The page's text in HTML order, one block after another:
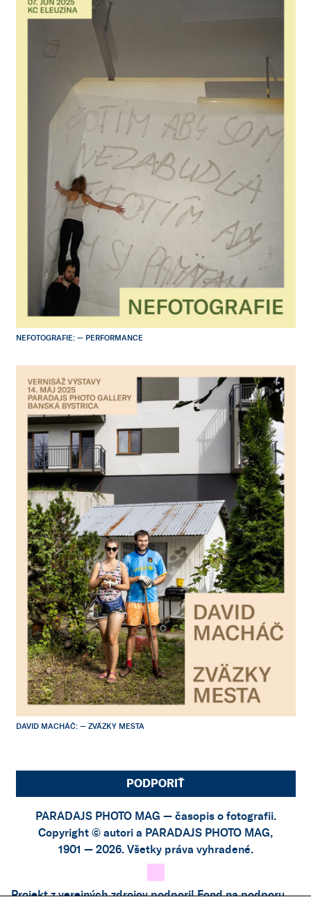
NEFOTOGRAFIE: — PERFORMANCE
DAVID MACHÁČ: — ZVÄZKY MESTA
PODPORIŤ
PARADAJS PHOTO MAG — časopis o fotografii.
Copyright © autori a PARADAJS PHOTO MAG,
1901 — 2026. Všetky práva vyhradené.